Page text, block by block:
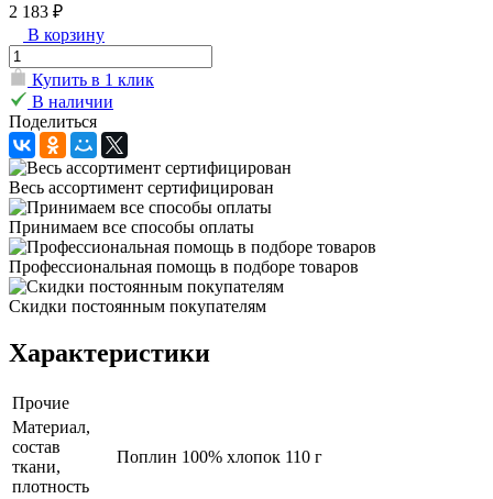
2 183 ₽
В корзину
Купить в 1 клик
В наличии
Поделиться
Весь ассортимент сертифицирован
Принимаем все способы оплаты
Профессиональная помощь в подборе товаров
Скидки постоянным покупателям
Характеристики
Прочие
Материал,
состав
ткани,
плотность
Поплин 100% хлопок 110 г